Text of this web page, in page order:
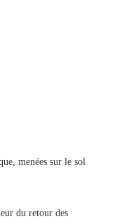
menées sur le sol
du retour des